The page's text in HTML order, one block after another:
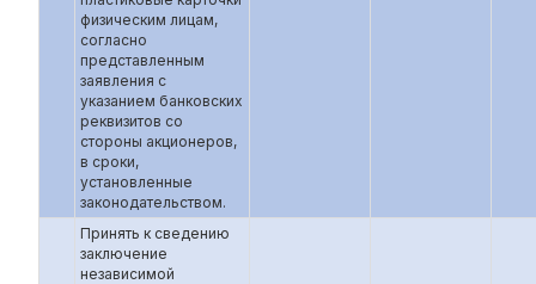
физическим лицам,
согласно
представленным
заявления с
указанием банковских
реквизитов со
стороны акционеров,
в сроки,
установленные
законодательством.
Принять к сведению
заключение
независимой